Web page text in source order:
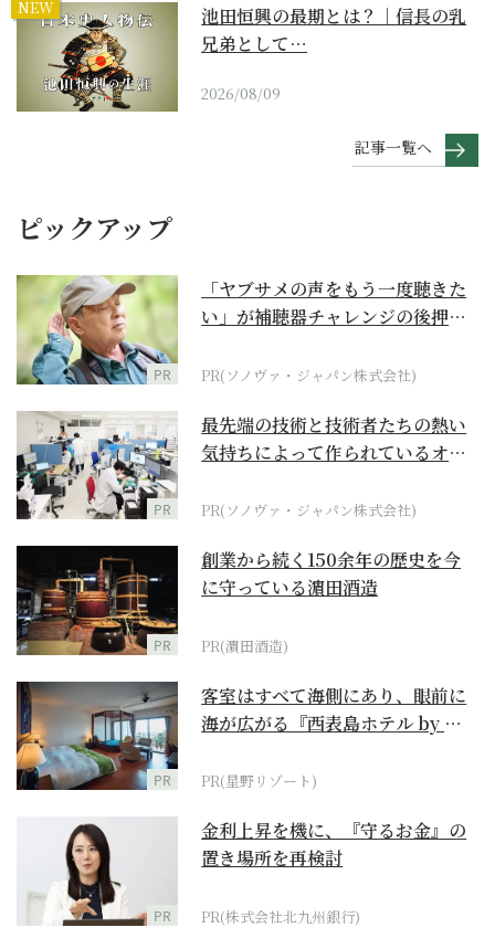
NEW
池田恒興の最期とは？｜信長の乳
兄弟として…
2026/08/09
記事一覧へ
ピックアップ
PR
「ヤブサメの声をもう一度聴きた
い」が補聴器チャレンジの後押し
PR(ソノヴァ・ジャパン株式会社)
PR
最先端の技術と技術者たちの熱い
気持ちによって作られているオー
PR(ソノヴァ・ジャパン株式会社)
PR
創業から続く150余年の歴史を今
に守っている濵田酒造
PR(濵田酒造)
PR
客室はすべて海側にあり、眼前に
海が広がる『西表島ホテル by 星
PR(星野リゾート)
PR
金利上昇を機に、『守るお金』の
置き場所を再検討
PR(株式会社北九州銀行)